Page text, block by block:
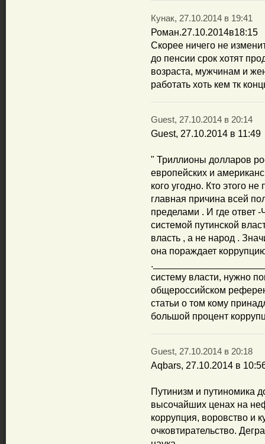
Кунак, 27.10.2014 в 19:41
Роман.27.10.2014в18:15
Скорее ничего не
до пенсии срок хотят
возраста, мужчинам и
работать хоть кем тк
Guest, 27.10.2014 в 20:14
Guest, 27.10.2014 в 11:49
" Триллионы долларов
европейских и
кого угодно. Кто этого
главная причина всей
пределами . И где ответ
системой путинской
власть , а не народ .
она пораждает
систему власти, нужно
общероссийском
статьи о том кому
большой процент
Guest, 27.10.2014 в 20:18
Aqbars, 27.10.2014 в
Путинизм и путиномика
высочайших ценах на
коррупция, воровство и
очковтирательство.